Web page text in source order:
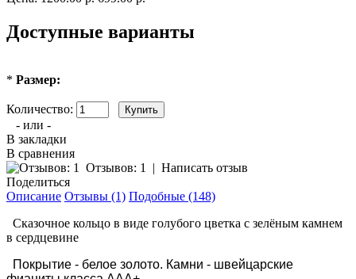
Доступные варианты
* Размер:
Количество:
- или -
В закладки
В сравнения
Отзывов: 1
| Написать отзыв
Поделиться
Описание Отзывы (1) Подобные (148)
Сказочное кольцо в виде голубого цветка с зелёным камнем
в сердцевине
Покрытие - белое золото. Камни - швейцарские